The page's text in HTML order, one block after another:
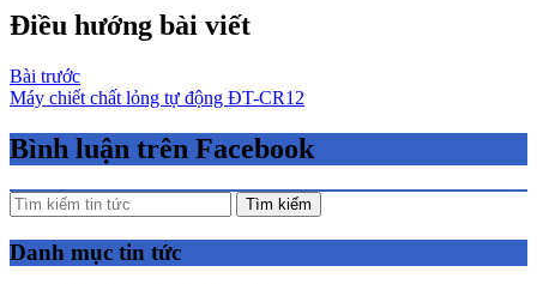
Điều hướng bài viết
Bài trước
Máy chiết chất lỏng tự động ĐT-CR12
Bình luận trên Facebook
Tìm kiếm
Danh mục tin tức